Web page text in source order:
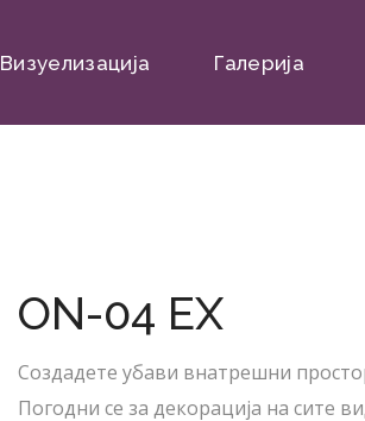
Визуелизација Галерија
ON-04 EX
Создадете убави внатрешни
Погодни се за декорација на сите